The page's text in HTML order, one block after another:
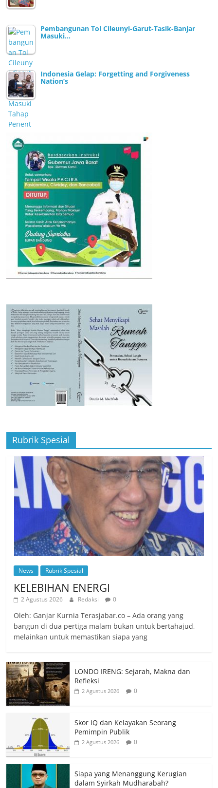
Pembangunan Tol Cileunyi-Garut-Tasik-Banjar
Masuki…
Indonesia Gelap: Forgetting and Forgiveness
Nation’s
Rubrik Spesial
News Rubrik Spesial
KELEBIHAN ENERGI
2 Agustus 2026 Redaksi 0
Oleh: Ganjar Kurnia Terasjabar.co – Ada orang yang
bangun di dua pertiga malam bukan untuk bertahajud,
melainkan untuk memastikan siapa yang
LONDO IRENG: Sejarah, Makna dan
Refleksi
2 Agustus 2026 0
Skor IQ dan Kelayakan Seorang
Pemimpin Publik
2 Agustus 2026 0
Siapa yang Menanggung Kerugian
dalam Syirkah Mudharabah?